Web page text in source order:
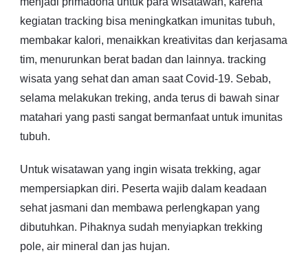
kegiatan tracking bisa meningkatkan imunitas tubuh,
membakar kalori, menaikkan kreativitas dan kerjasama
tim, menurunkan berat badan dan lainnya. tracking
wisata yang sehat dan aman saat Covid-19. Sebab,
selama melakukan treking, anda terus di bawah sinar
matahari yang pasti sangat bermanfaat untuk imunitas
tubuh.
Untuk wisatawan yang ingin wisata trekking, agar
mempersiapkan diri. Peserta wajib dalam keadaan
sehat jasmani dan membawa perlengkapan yang
dibutuhkan. Pihaknya sudah menyiapkan trekking
pole, air mineral dan jas hujan.